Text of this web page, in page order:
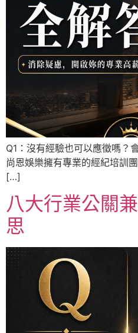
Q1：沒有經驗也可以應徵嗎？
尚恩娛樂擁有專業的經紀培訓
[…]
八大行業公關
思